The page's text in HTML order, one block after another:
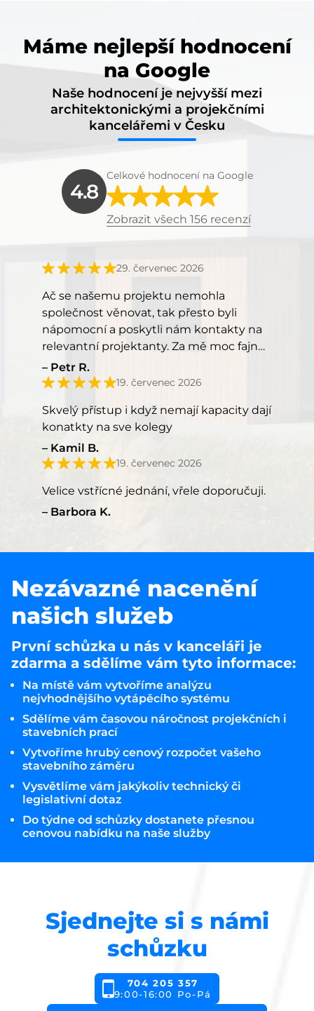
Máme nejlepší hodnocení
na Google
Naše hodnocení je nejvyšší mezi
architektonickými a projekčními
kancelářemi v Česku
4.8
Celkové hodnocení na Google
Zobrazit všech 156 recenzí
29. červenec 2026
Ač se našemu projektu nemohla
společnost věnovat, tak přesto byli
nápomocní a poskytli nám kontakty na
relevantní projektanty. Za mě moc fajn
přístup, kéž by takový přístup měli
všichni.
Petr R.
19. červenec 2026
Skvelý přístup i když nemají kapacity dají
konatkty na sve kolegy
Kamil B.
19. červenec 2026
Velice vstřícné jednání, vřele doporučuji.
Barbora K.
Nezávazné nacenění
našich služeb
První schůzka u nás v kanceláři je
zdarma a sdělíme vám tyto informace:
Na místě vám vytvoříme analýzu
nejvhodnějšího vytápěcího systému
Sdělíme vám časovou náročnost projekčních i
stavebních prací
Vytvoříme hrubý cenový rozpočet vašeho
stavebního záměru
Vysvětlíme vám jakýkoliv technický či
legislativní dotaz
Do týdne od schůzky dostanete přesnou
cenovou nabídku na naše služby
Sjednejte si s námi
schůzku
704 205 357
9:00-16:00 Po-Pá